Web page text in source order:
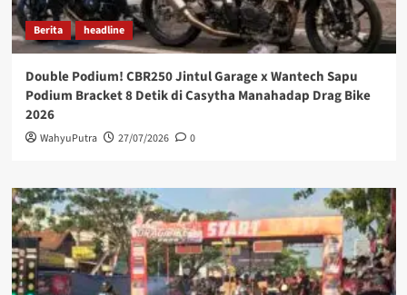
Berita headline
Double Podium! CBR250 Jintul Garage x Wantech Sapu
Podium Bracket 8 Detik di Casytha Manahadap Drag Bike
2026
WahyuPutra 27/07/2026 0